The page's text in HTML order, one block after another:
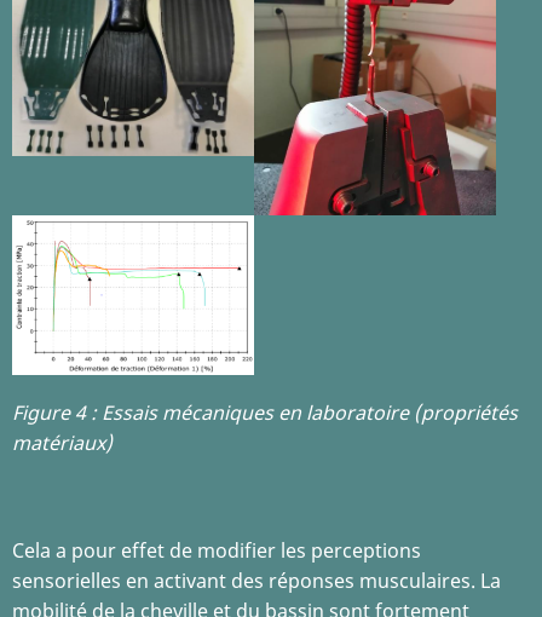
Figure 4 : Essais mécaniques en laboratoire (propriétés
matériaux)
Cela a pour effet de modifier les perceptions
sensorielles en activant des réponses musculaires. La
mobilité de la cheville et du bassin sont fortement